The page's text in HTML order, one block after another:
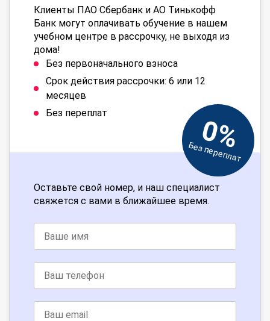
Клиенты ПАО Сбербанк и АО Тинькофф
Банк могут оплачивать обучение в нашем
учебном центре в рассрочку, не выходя из
дома!
Без первоначального взноса
Срок действия рассрочки: 6 или 12
месяцев
Без переплат
0%
Без переплат
Оставьте свой номер, и наш специалист
свяжется с вами в ближайшее время.